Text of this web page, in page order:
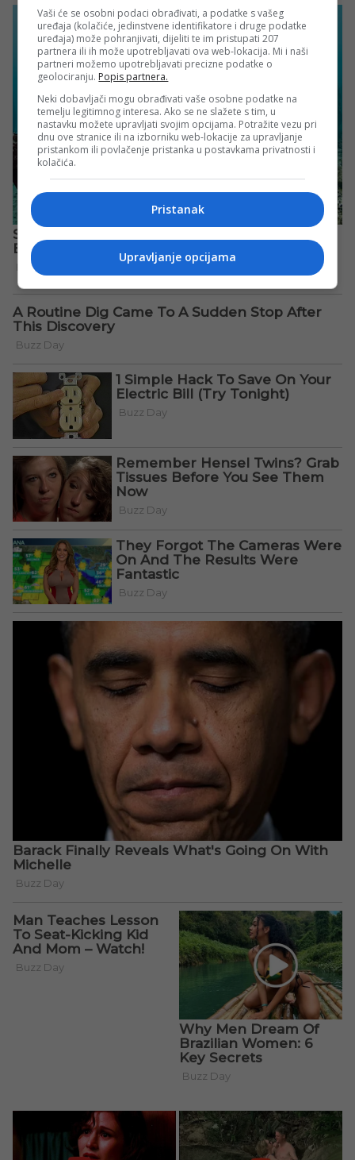
Vaši će se osobni podaci obrađivati, a podatke s vašeg
uređaja (kolačiće, jedinstvene identifikatore i druge podatke
uređaja) može pohranjivati, dijeliti te im pristupati 207
partnera ili ih može upotrebljavati ova web-lokacija. Mi i naši
partneri možemo upotrebljavati precizne podatke o
geolociranju. Popis partnera.
Neki dobavljači mogu obrađivati vaše osobne podatke na
temelju legitimnog interesa. Ako se ne slažete s tim, u
nastavku možete upravljati svojim opcijama. Potražite vezu pri
dnu ove stranice ili na izborniku web-lokacije za upravljanje
pristankom ili povlačenje pristanka u postavkama privatnosti i
kolačića.
Pristanak
Upravljanje opcijama